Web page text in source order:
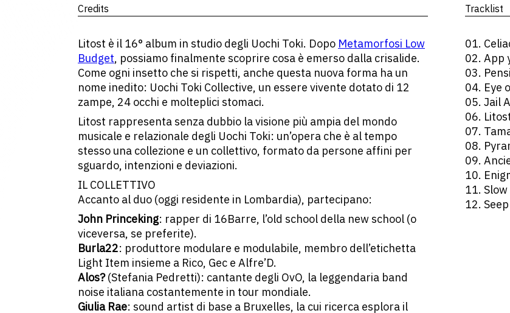
Credits
Litost è il 16° album in studio degli Uochi Toki. Dopo Metamorfosi Low
Budget, possiamo finalmente scoprire cosa è emerso dalla crisalide.
Come ogni insetto che si rispetti, anche questa nuova forma ha un
nome inedito: Uochi Toki Collective, un essere vivente dotato di 12
zampe, 24 occhi e molteplici stomaci.
Litost rappresenta senza dubbio la visione più ampia del mondo
musicale e relazionale degli Uochi Toki: un’opera che è al tempo
stesso una collezione e un collettivo, formato da persone affini per
sguardo, intenzioni e deviazioni.
IL COLLETTIVO
Accanto al duo (oggi residente in Lombardia), partecipano:
John Princeking: rapper di 16Barre, l’old school della new school (o
viceversa, se preferite).
Burla22: produttore modulare e modulabile, membro dell’etichetta
Light Item insieme a Rico, Gec e Alfre’D.
Alos?(Stefania Pedretti): cantante degli OvO, la leggendaria band
noise italiana costantemente in tour mondiale.
Giulia Rae: sound artist di base a Bruxelles, la cui ricerca esplora il
Tracklist
01.
02. App
03.
04. Eye
05. Jail
06.
07.
08.
09.
10.
11.
12.